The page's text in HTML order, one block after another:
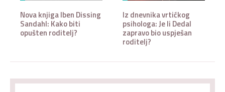
Nova knjiga Iben Dissing
Sandahl: Kako biti
opušten roditelj?
Iz dnevnika vrtićkog
psihologa: Je li Dedal
zapravo bio uspješan
roditelj?